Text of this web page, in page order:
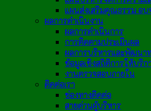
แผนส่งเสริมคุณธรรม อบ
ผลการดำเนินงาน
ผลการดำเนินการ
การติดตามประเมินผล
ผลการบริหารและพัฒนา
ข้อมูลเชิงสถิติการให้บริก
งานตรวจสอบภายใน
ติดต่อเรา
ช่องทางติดต่อ
สายด่วนผู้บริหาร